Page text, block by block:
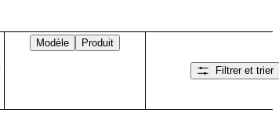
Modèle Produit
Filtrer et trier